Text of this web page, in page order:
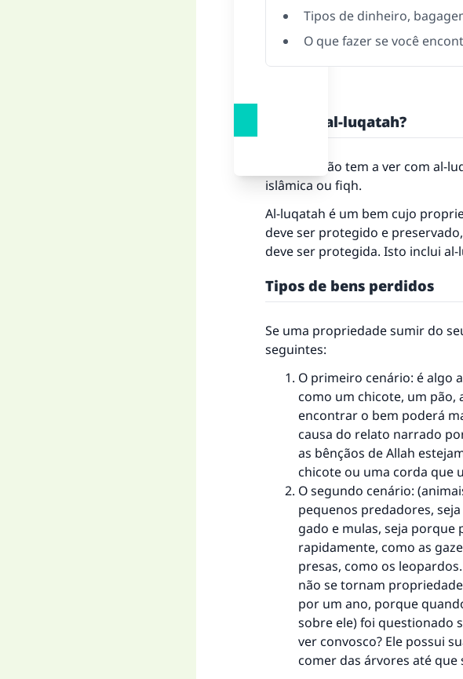
Tipos de dinheiro,
O que fazer se você
O que é al-luqatah?
Esta questão tem a ver com al-
islâmica ou fiqh.
Al-luqatah é um bem cujo
deve ser protegido e
deve ser protegida. Isto inclui
Tipos de bens perdidos
Se uma propriedade sumir do
seguintes:
O primeiro cenário: é algo
como um chicote, um pão,
encontrar o bem poderá
causa do relato narrado
as bênçãos de Allah
chicote ou uma corda que
O segundo cenário:
pequenos predadores,
gado e mulas, seja porque
rapidamente, como as
presas, como os
não se tornam
por um ano, porque
sobre ele) foi questionado
ver convosco? Ele possui
comer das árvores até